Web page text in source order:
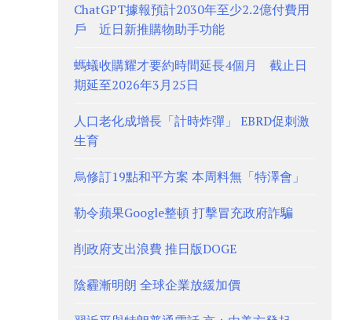
ChatGPT據報預計2030年至少2.2億付費用
戶 近日新推購物助手功能
螞蟻收購耀才要約時間延長4個月 截止日
期延至2026年3月25日
人口老化成增長「計時炸彈」 EBRD促刺激
生育
烏修訂19點和平方案 本周料無「特澤會」
勒令蘋果Google整頓 打擊冒充政府詐騙
削政府支出浪費 推日版DOGE
陰霾漸明朗 全球企業放緩加價